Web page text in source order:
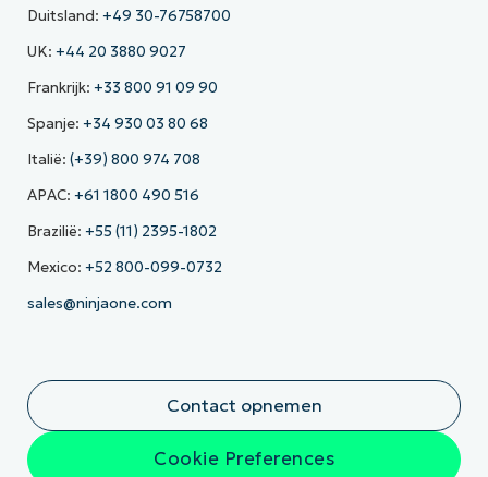
Duitsland: +49 30-76758700
UK: +44 20 3880 9027
Frankrijk: +33 800 91 09 90
Spanje: +34 930 03 80 68
Italië: (+39) 800 974 708
APAC: +61 1800 490 516
Brazilië: +55 (11) 2395-1802
Mexico: +52 800-099-0732
sales@ninjaone.com
Contact opnemen
Cookie Preferences